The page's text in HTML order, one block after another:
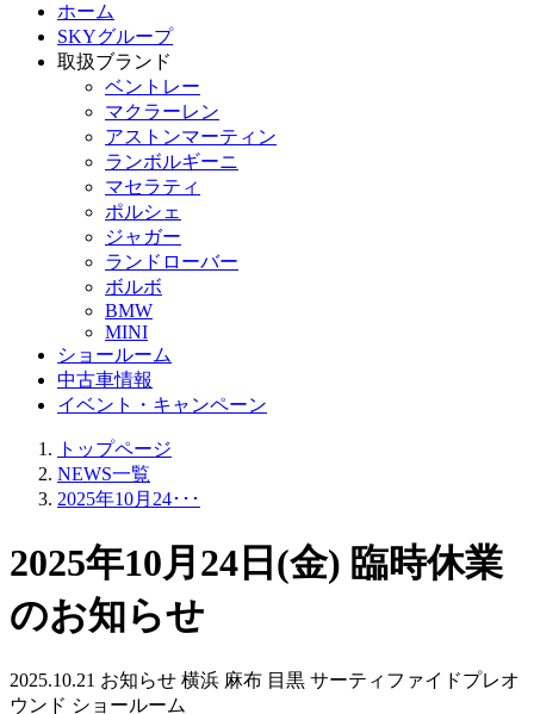
ホーム
SKYグループ
取扱ブランド
ベントレー
マクラーレン
アストンマーティン
ランボルギーニ
マセラティ
ポルシェ
ジャガー
ランドローバー
ボルボ
BMW
MINI
ショールーム
中古車情報
イベント・キャンペーン
トップページ
NEWS一覧
2025年10月24･･･
2025年10月24日(金) 臨時休業
のお知らせ
2025.10.21 お知らせ 横浜 麻布 目黒 サーティファイドプレオ
ウンド ショールーム